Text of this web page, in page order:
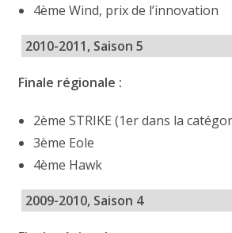
4ème Wind, prix de l’innovation
2010-2011, Saison 5
Finale régionale :
2ème STRIKE (1er dans la
3ème Eole
4ème Hawk
2009-2010, Saison 4